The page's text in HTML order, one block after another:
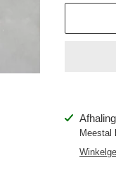
Product
Meestal